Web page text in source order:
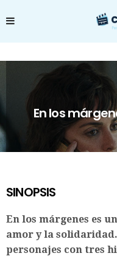
En los
SINOPSIS
En los márgenes es
amor y la
personajes con tres